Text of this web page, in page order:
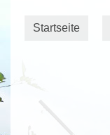
Startseite